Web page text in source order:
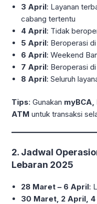
3 April: Layanan
cabang tertentu
4 April: Tidak
5 April: Beroperasi
6 April: Weekend
7 April: Beroperasi
8 April: Seluruh
Tips: Gunakan
ATM untuk transaksi
2. Jadwal
Lebaran 2025
28 Maret – 6 April:
30 Maret, 2 April,